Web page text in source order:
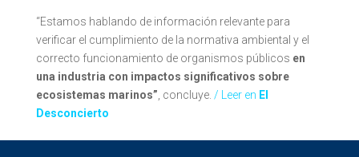
“Estamos hablando de información relevante para
verificar el cumplimiento de la normativa ambiental y el
correcto funcionamiento de organismos públicos en
una industria con impactos significativos sobre
ecosistemas marinos” , concluye. / Leer en El
Desconcierto